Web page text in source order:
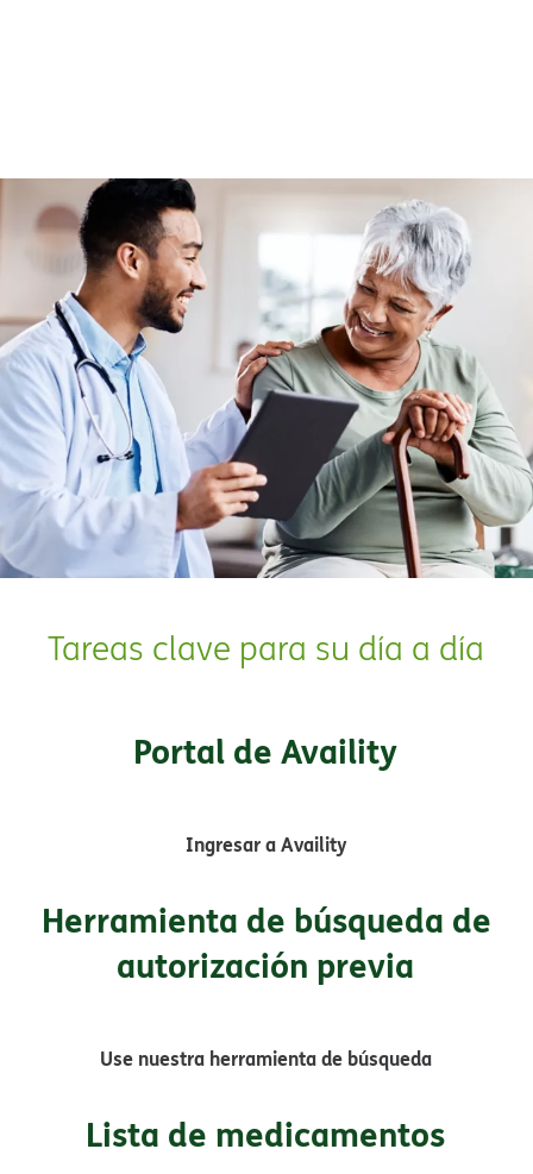
Tareas clave para su día a día​​
Portal de Availity​​
Ingresar a Availity​​
Herramienta de búsqueda de
autorización previa​​
Use nuestra herramienta de búsqueda​​
Lista de medicamentos​​